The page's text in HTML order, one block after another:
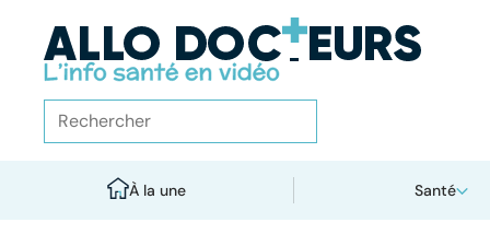
À la une Santé